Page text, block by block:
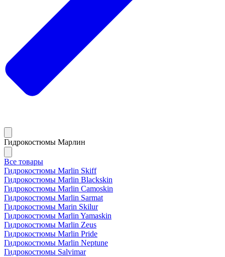
Гидрокостюмы Марлин
Все товары
Гидрокостюмы Marlin Skiff
Гидрокостюмы Marlin Blackskin
Гидрокостюмы Marlin Camoskin
Гидрокостюмы Marlin Sarmat
Гидрокостюмы Marin Skilur
Гидрокостюмы Marlin Yamaskin
Гидрокостюмы Marlin Zeus
Гидрокостюмы Marlin Pride
Гидрокостюмы Marlin Neptune
Гидрокостюмы Salvimar